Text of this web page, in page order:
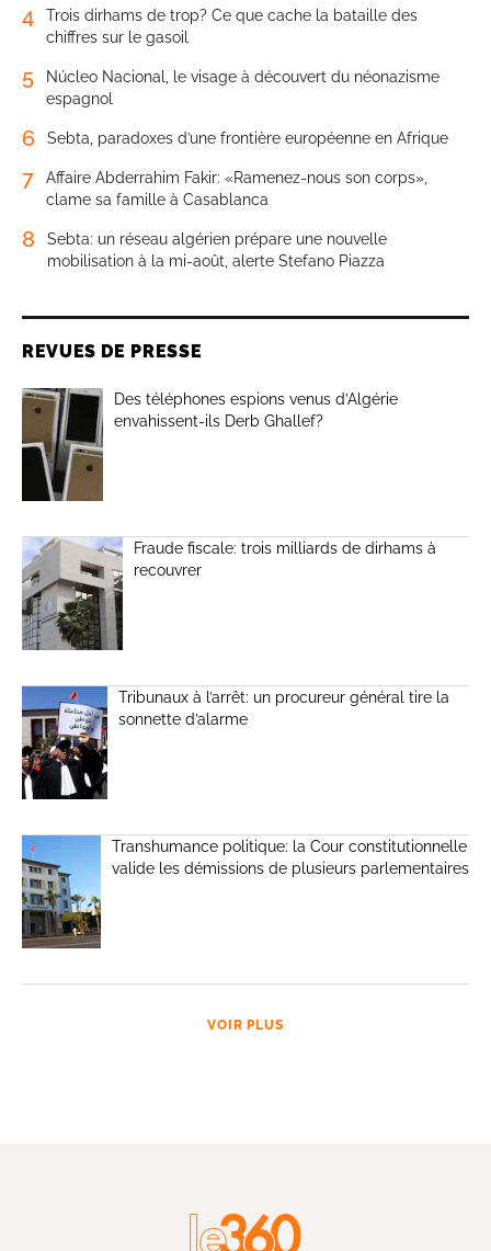
4
Trois dirhams de trop? Ce que cache la bataille des
chiffres sur le gasoil
5
Núcleo Nacional, le visage à découvert du néonazisme
espagnol
6 Sebta, paradoxes d’une frontière européenne en Afrique
7
Affaire Abderrahim Fakir: «Ramenez-nous son corps»,
clame sa famille à Casablanca
8
Sebta: un réseau algérien prépare une nouvelle
mobilisation à la mi-août, alerte Stefano Piazza
REVUES DE PRESSE
Des téléphones espions venus d’Algérie
envahissent-ils Derb Ghallef?
Fraude fiscale: trois milliards de dirhams à
recouvrer
Tribunaux à l’arrêt: un procureur général tire la
sonnette d’alarme
Transhumance politique: la Cour constitutionnelle
valide les démissions de plusieurs parlementaires
VOIR PLUS